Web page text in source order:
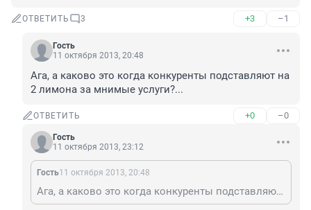
ОТВЕТИТЬ 3 +3 –1
Гость
11 октября 2013, 20:48
Ага, а каково это когда конкуренты подставляют на
2 лимона за мнимые услуги?...
ОТВЕТИТЬ +0 –0
Гость
11 октября 2013, 23:12
Гость11 октября 2013, 20:48
Ага, а каково это когда конкуренты подставляют на 2 лимона за мнимые услуги?...